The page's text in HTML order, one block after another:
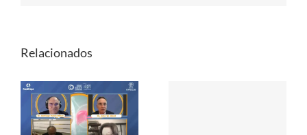
Relacionados